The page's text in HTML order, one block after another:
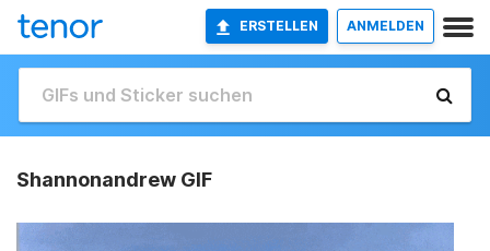
ERSTELLEN ANMELDEN
Shannonandrew GIF